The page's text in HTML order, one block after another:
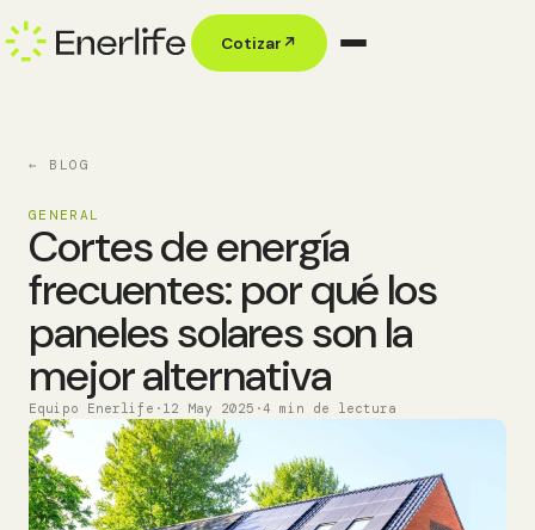
Cotizar↗
← BLOG
GENERAL
Cortes de energía
frecuentes: por qué los
paneles solares son la
mejor alternativa
Equipo Enerlife · 12 May 2025 ·4 min de lectura